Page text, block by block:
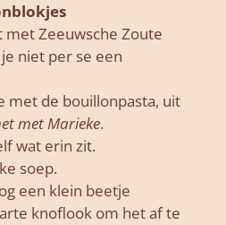
met Zeeuwsche Zoute
niet per se een
met de bouillonpasta, uit
met Marieke.
wat erin zit.
soep.
een klein beetje
knoflook om het af te